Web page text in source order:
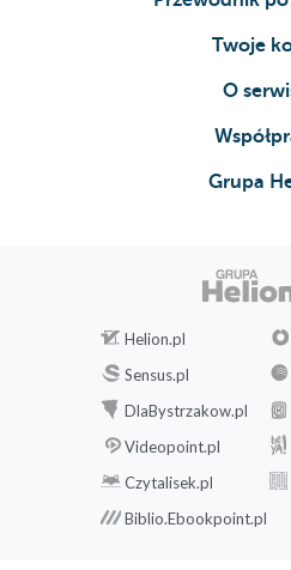
Twoje
O
Grupa
Helion.pl
Sensus.pl
DlaBystrzakow.pl
Videopoint.pl
Czytalisek.pl
Biblio.Ebookpoint.pl